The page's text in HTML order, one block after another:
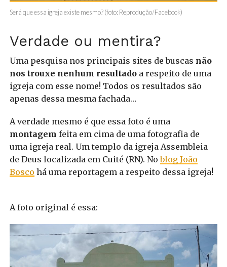
Será que essa igreja existe mesmo? (foto: Reprodução/Facebook)
Verdade ou mentira?
Uma pesquisa nos principais sites de buscas não
nos trouxe nenhum resultadoa respeito de uma
igreja com esse nome! Todos os resultados são
apenas dessa mesma fachada…
A verdade mesmo é que essa foto é uma
montagem feita em cima de uma fotografia de
uma igreja real. Um templo da igreja Assembleia
de Deus localizada em Cuité (RN). Noblog João
Bosco há uma reportagem a respeito dessa igreja!
A foto original é essa: